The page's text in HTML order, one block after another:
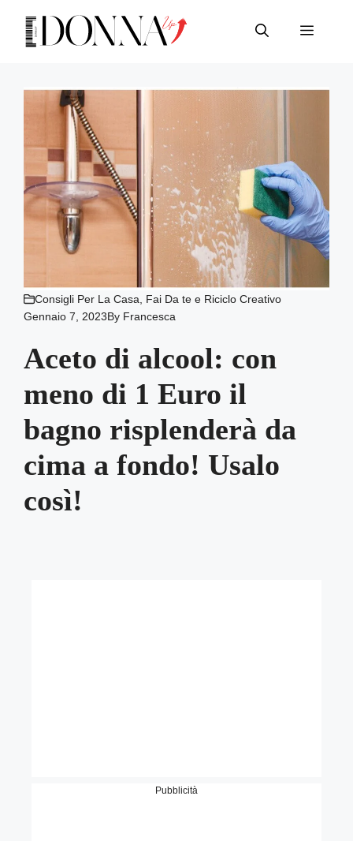
contenuto
Menu
Consigli Per La Casa, Fai Da te e Riciclo Creativo
Gennaio 7, 2023By Francesca
Aceto di alcool: con
meno di 1 Euro il
bagno risplenderà da
cima a fondo! Usalo
così!
Pubblicità